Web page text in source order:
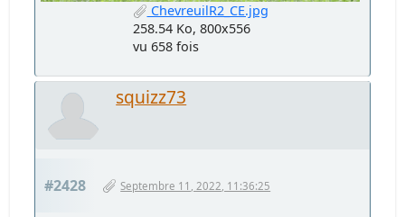
ChevreuilR2_CE.jpg
258.54 Ko, 800x556
vu 658 fois
squizz73
#2428 Septembre 11, 2022, 11:36:25